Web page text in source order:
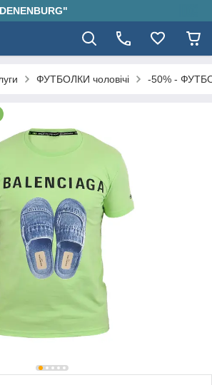
ФУТБОЛКИ чоловічі -50% -